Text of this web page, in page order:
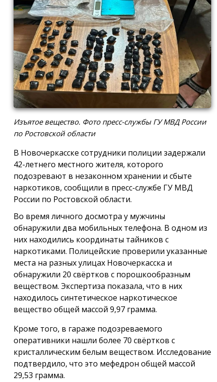
Изъятое вещество. Фото пресс-службы ГУ МВД России
по Ростовской области
В Новочеркасске сотрудники полиции задержали
42-летнего местного жителя, которого
подозревают в незаконном хранении и сбыте
наркотиков, сообщили в пресс-службе ГУ МВД
России по Ростовской области.
Во время личного досмотра у мужчины
обнаружили два мобильных телефона. В одном из
них находились координаты тайников с
наркотиками. Полицейские проверили указанные
места на разных улицах Новочеркасска и
обнаружили 20 свёртков с порошкообразным
веществом. Экспертиза показала, что в них
находилось синтетическое наркотическое
вещество общей массой 9,97 грамма.
Кроме того, в гараже подозреваемого
оперативники нашли более 70 свёртков с
кристаллическим белым веществом. Исследование
подтвердило, что это мефедрон общей массой
29,53 грамма.